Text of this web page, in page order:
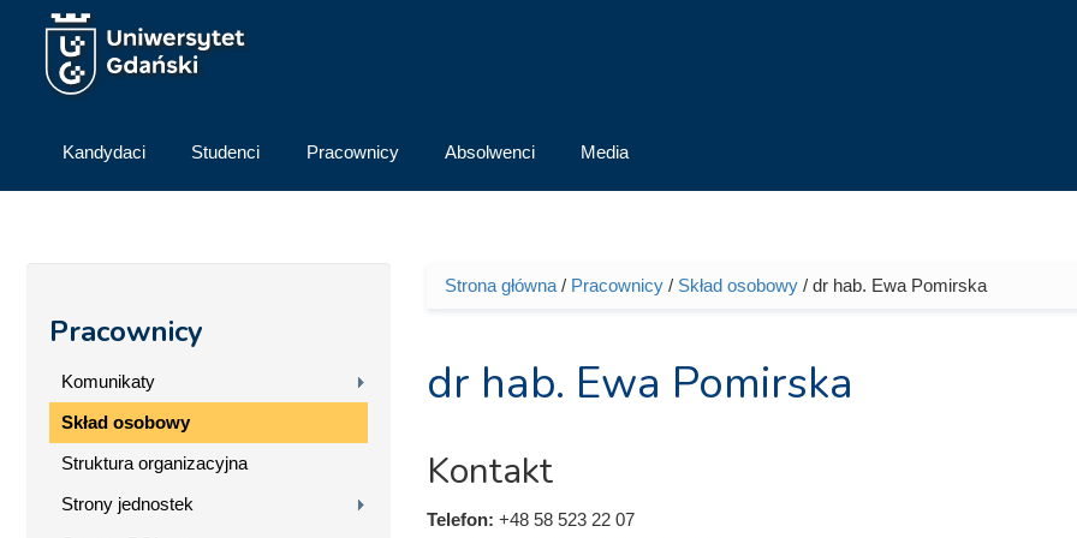
Przejdź do treści
Kandydaci Studenci Pracownicy Absolwenci Media
Pracownicy
Komunikaty
Skład osobowy
Struktura organizacyjna
Strony jednostek
Jesteś tutaj
Strona główna/ Pracownicy/ Skład osobowy/ dr hab. Ewa Pomirska
dr hab. Ewa Pomirska
Kontakt
Telefon: +48 58 523 22 07